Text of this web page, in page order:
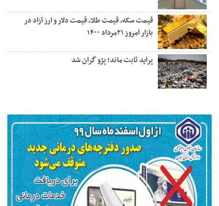
قیمت سکه، قیمت طلا، قیمت دلار و ارز آزاد در
بازار امروز ۲۱مرداد ۱۴۰۰
پراید ثابت ماند؛ پژو گران شد